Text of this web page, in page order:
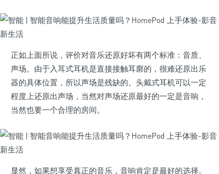
正如上面所说，评价对音乐还原好坏有两个标准：音质、
声场。由于入耳式耳机是直接接触耳廓的，很难还原出乐
器的具体位置，所以声场是残缺的。头戴式耳机可以一定
程度上还原出声场，当然对声场还原最好的一定是音响，
当然也要一个合理的房间。
显然，如果想享受真正的音乐，音响肯定是最好的选择。